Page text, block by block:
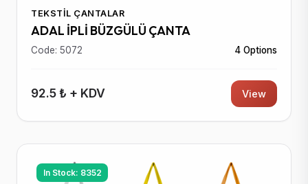
TEKSTIL ÇANTALAR
ADAL İPLİ BÜZGÜLÜ ÇANTA
Code: 5072 4 Options
92.5 ₺ + KDV View
In Stock: 8352